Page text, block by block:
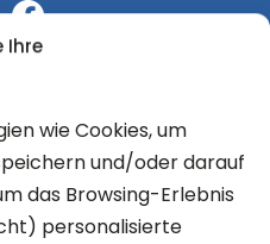
Ihre
wie Cookies, um
und/oder darauf
das Browsing-Erlebnis
personalisierte